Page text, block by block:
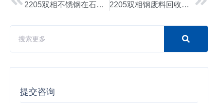
2205双相不锈钢在石油钻井平台中的应用优势 2205双相钢废料回收与再加工利用技术 | 高性能材料循环应用
提交咨询